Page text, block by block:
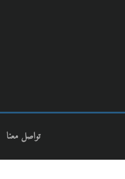
تواصل معنا